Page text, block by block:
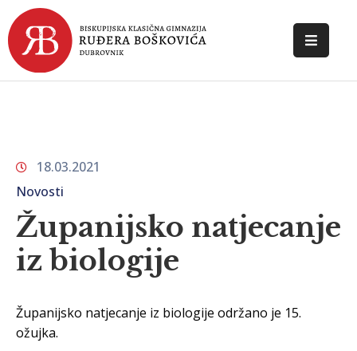
POČETNA
DOKUMENTI
KONTAKT
18.03.2021
Novosti
Županijsko natjecanje
iz biologije
Županijsko natjecanje iz biologije održano je 15.
ožujka.